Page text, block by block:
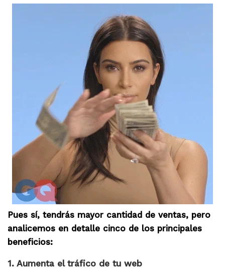
Pues sí, tendrás mayor cantidad de ventas, pero
analicemos en detalle cinco de los principales
beneficios:
1. Aumenta el tráfico de tu web